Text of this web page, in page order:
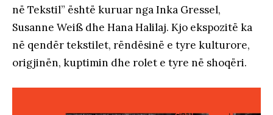
në Tekstil” është kuruar nga Inka Gressel,
Susanne Weiß dhe Hana Halilaj. Kjo ekspozitë ka
në qendër tekstilet, rëndësinë e tyre kulturore,
origjinën, kuptimin dhe rolet e tyre në shoqëri.